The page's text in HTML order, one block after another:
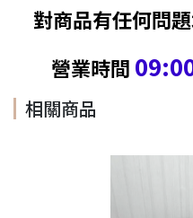
對商品有任何問
營業時間
相關商品